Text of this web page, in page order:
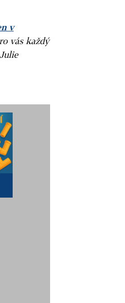
v
vás každý